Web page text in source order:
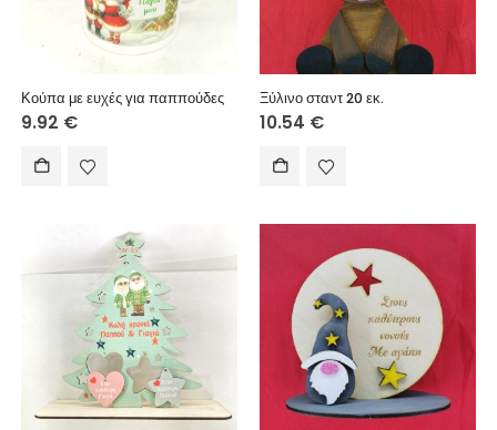
Κούπα με ευχές για παππούδες
9.92 €
Ξύλινο σταντ 20 εκ.
10.54 €